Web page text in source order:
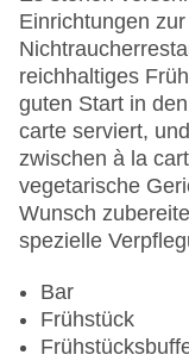
Pools:Indoor
Liegen am Pool
Zahlungsarten:
EC Maestro,
Einrichtungen
reichhaltiges
guten Start in
carte serviert,
zwischen à la
vegetarische
Wunsch
spezielle
Bar
Frühstück